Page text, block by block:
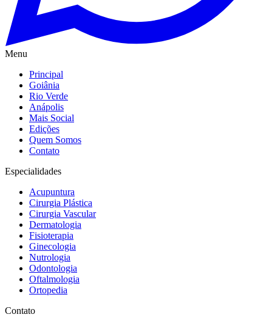
Menu
Principal
Goiânia
Rio Verde
Anápolis
Mais Social
Edições
Quem Somos
Contato
Especialidades
Acupuntura
Cirurgia Plástica
Cirurgia Vascular
Dermatologia
Fisioterapia
Ginecologia
Nutrologia
Odontologia
Oftalmologia
Ortopedia
Contato